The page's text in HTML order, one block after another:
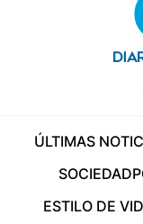
ÚLTIMAS
SOCIEDAD
ESTILO DE